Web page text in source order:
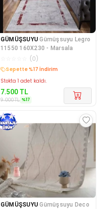
GÜMÜŞSUYU Gümüşsuyu Legro
11550 160X230 - Marsala
(0)
Sepette %17 İndirim
Stokta 1 adet kaldı.
7.500 TL
9.000TL %17
GÜMÜŞSUYU Gümüşsuyu Deco